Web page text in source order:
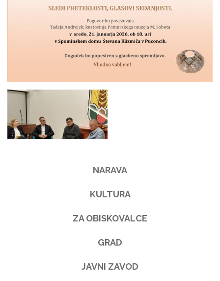
NARAVA
KULTURA
ZA OBISKOVALCE
GRAD
JAVNI ZAVOD